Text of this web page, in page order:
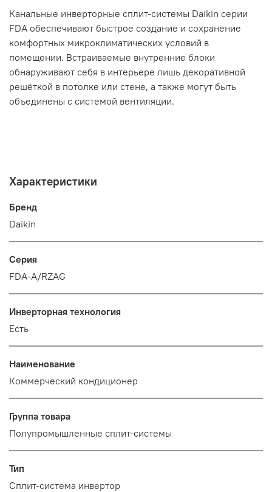
Канальные инверторные сплит-системы Daikin серии
FDA обеспечивают быстрое создание и сохранение
комфортных микроклиматических условий в
помещении. Встраиваемые внутренние блоки
обнаруживают себя в интерьере лишь декоративной
решёткой в потолке или стене, а также могут быть
объединены с системой вентиляции.
Характеристики
Бренд
Daikin
Серия
FDA-A/RZAG
Инверторная технология
Есть
Наименование
Коммерческий кондиционер
Группа товара
Полупромышленные сплит-системы
Тип
Сплит-система инвертор